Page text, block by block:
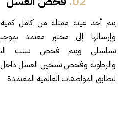
يتم أخذ عينة ممثلة من كامل
وإرسالها إلى مختبر معتمد
تسلسلي ويتم فحص نسب
والرطوبة وفحص تسخين العسل داخل
ليطابق المواصفات العالمية المعتمدة